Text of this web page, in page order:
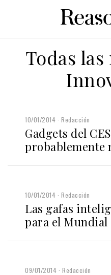
Todas
10/01/2014 Redacción
Gadgets del
probablemente
10/01/2014 Redacción
Las gafas
para el Mundial
09/01/2014 Redacción